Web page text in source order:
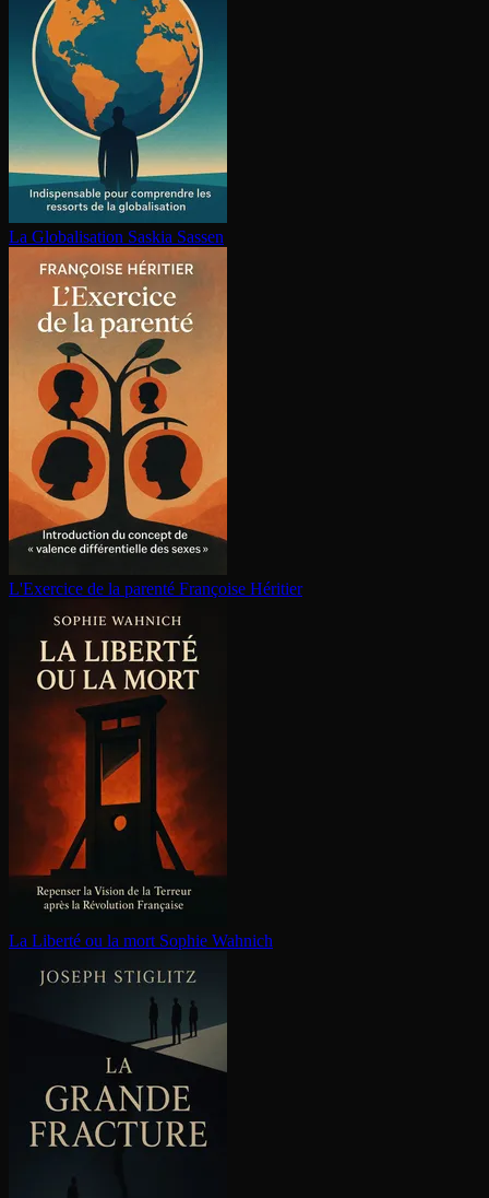
La Glo­ba­li­sa­tion Saskia Sassen
L'Exercice de la parenté Françoise Héritier
La Liberté ou la mort Sophie Wahnich